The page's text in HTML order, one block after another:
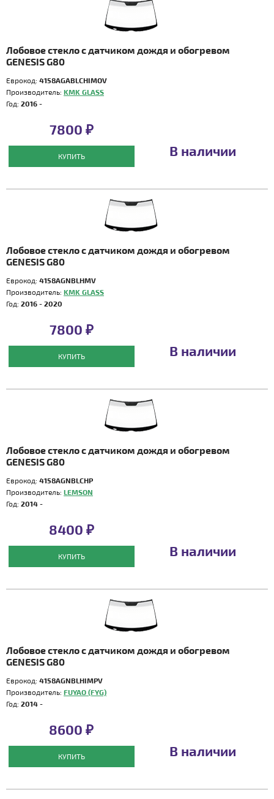
Лобовое стекло с датчиком дождя и обогревом
GENESIS G80
Еврокод: 4158AGABLCHIMOV
Производитель: KMK GLASS
Год: 2016 -
7800 ₽
КУПИТЬ В наличии
Лобовое стекло с датчиком дождя и обогревом
GENESIS G80
Еврокод: 4158AGNBLHMV
Производитель: KMK GLASS
Год: 2016 - 2020
7800 ₽
КУПИТЬ В наличии
Лобовое стекло с датчиком дождя и обогревом
GENESIS G80
Еврокод: 4158AGNBLCHP
Производитель: LEMSON
Год: 2014 -
8400 ₽
КУПИТЬ В наличии
Лобовое стекло с датчиком дождя и обогревом
GENESIS G80
Еврокод: 4158AGNBLHIMPV
Производитель: FUYAO (FYG)
Год: 2014 -
8600 ₽
КУПИТЬ В наличии